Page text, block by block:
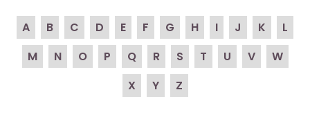
A B C D E F G H I J K
L
M
N O P Q R S T U V
W
X
Y Z